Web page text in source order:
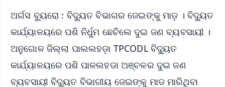
ଅର୍ଗସ ବ୍ୟୁରୋ : ବିଦ୍ୟୁତ ବିଭାଗର ଜେଇଙ୍କୁ ମାଡ଼ । ବିଦ୍ୟୁତ
କାର୍ଯ୍ୟାଳୟରେ ପଶି ନିର୍ଧୁମ ଛେଚିଲେ ଦୁଇ ଜଣ ବ୍ୟବସାୟୀ ।
ଅନୁଗୋଳ ଜିଲ୍ଲା ପାଲଲହଡ଼ା TPCODL ବିଦ୍ୟୁତ
କାର୍ଯ୍ୟାଳୟରେ ପଶି ପାଳଲହଡା ଅଞ୍ଚଳର ଦୁଇ ଜଣ
ବ୍ୟବସାୟୀ ବିଦ୍ୟୁତ ବିଭାଗୀୟ ଜେଇଙ୍କୁ ମାଡ ମାରିଥିବା